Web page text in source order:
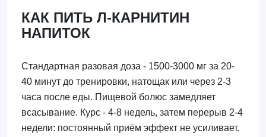
КАК ПИТЬ Л-КАРНИТИН
НАПИТОК
Стандартная разовая доза - 1500-3000 мг за 20-
40 минут до тренировки, натощак или через 2-3
часа после еды. Пищевой болюс замедляет
всасывание. Курс - 4-8 недель, затем перерыв 2-4
недели: постоянный приём эффект не усиливает.